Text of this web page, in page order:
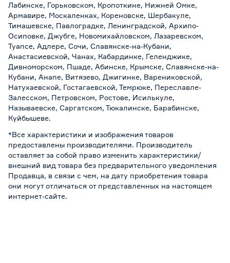
Лабинске, Горьковском, Кропоткине, Нижней Омке,
Армавире, Москаленках, Кореновске, Шербакуле,
Тимашевске, Павлоградке, Ленинградской, Архипо-
Осиповке, Джубге, Новомихайловском, Лазаревском,
Туапсе, Адлере, Сочи, Славянске-на-Кубани,
Анастасиевской, Чанах, Кабардинке, Геленджике,
Дивноморском, Пшаде, Абинске, Крымске, Славянске-на-
Кубани, Анапе, Витязево, Джигинке, Варениковской,
Натухаевской, Гостагаевской, Темрюке, Переславле-
Залесском, Петровском, Ростове, Исилькуле,
Называевске, Саргатском, Тюкалинске, Барабинске,
Куйбышеве.
*Все характеристики и изображения товаров
предоставлены производителями. Производитель
оставляет за собой право изменить характеристики/
внешний вид товара без предварительного уведомления
Продавца, в связи с чем, на дату приобретения товара
они могут отличаться от представленных на настоящем
интернет-сайте.